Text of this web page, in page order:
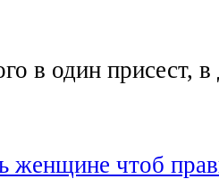
в один присест,
женщине чтоб